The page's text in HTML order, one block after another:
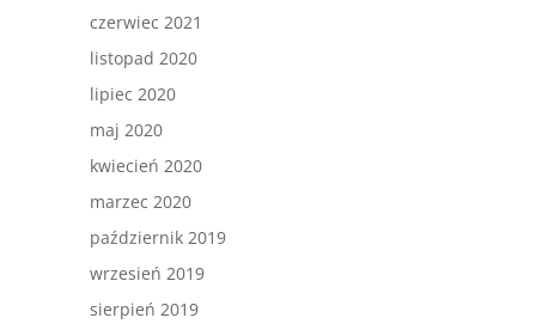
czerwiec 2021
listopad 2020
lipiec 2020
maj 2020
kwiecień 2020
marzec 2020
październik 2019
wrzesień 2019
sierpień 2019